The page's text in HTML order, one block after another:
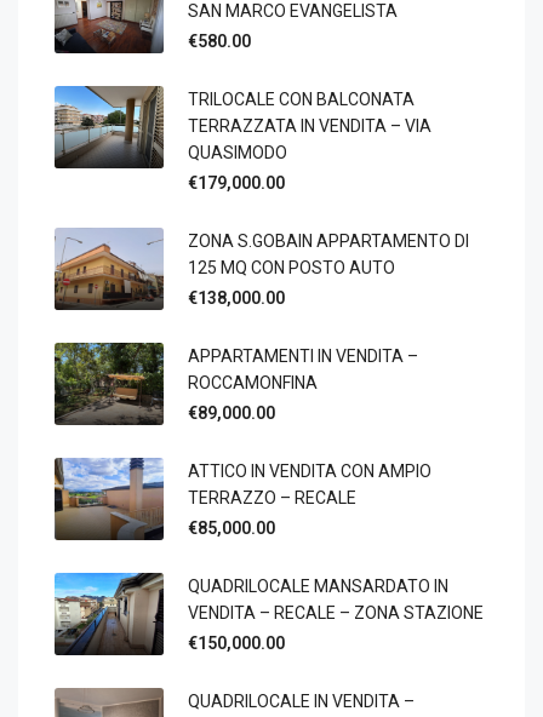
SAN MARCO EVANGELISTA
€580.00
TRILOCALE CON BALCONATA
TERRAZZATA IN VENDITA – VIA
QUASIMODO
€179,000.00
ZONA S.GOBAIN APPARTAMENTO DI
125 MQ CON POSTO AUTO
€138,000.00
APPARTAMENTI IN VENDITA –
ROCCAMONFINA
€89,000.00
ATTICO IN VENDITA CON AMPIO
TERRAZZO – RECALE
€85,000.00
QUADRILOCALE MANSARDATO IN
VENDITA – RECALE – ZONA STAZIONE
€150,000.00
QUADRILOCALE IN VENDITA –